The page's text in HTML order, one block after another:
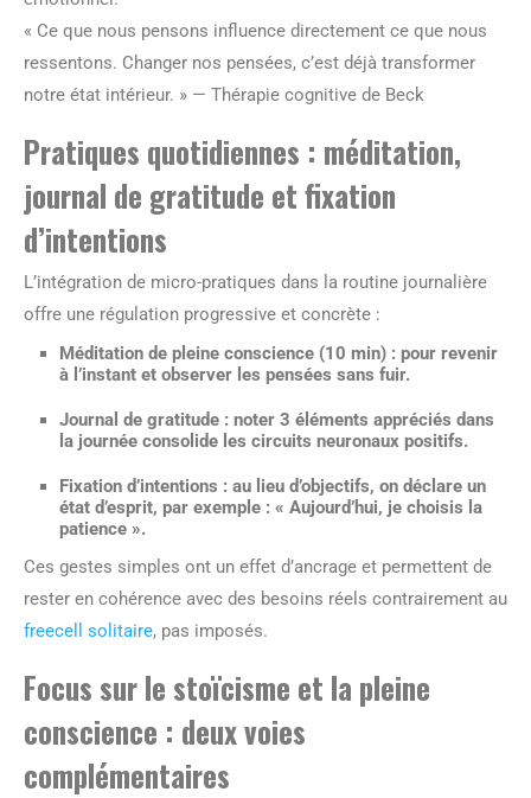
« Ce que nous pensons influence directement ce que nous
ressentons. Changer nos pensées, c’est déjà transformer
notre état intérieur. » — Thérapie cognitive de Beck
Pratiques quotidiennes : méditation,
journal de gratitude et fixation
d’intentions
L’intégration de micro-pratiques dans la routine journalière
offre une régulation progressive et concrète :
Méditation de pleine conscience (10 min) : pour revenir
à l’instant et observer les pensées sans fuir.
Journal de gratitude : noter 3 éléments appréciés dans
la journée consolide les circuits neuronaux positifs.
Fixation d’intentions : au lieu d’objectifs, on déclare un
état d’esprit, par exemple : « Aujourd’hui, je choisis la
patience ».
Ces gestes simples ont un effet d’ancrage et permettent de
rester en cohérence avec des besoins réels contrairement au
freecell solitaire, pas imposés.
Focus sur le stoïcisme et la pleine
conscience : deux voies
complémentaires